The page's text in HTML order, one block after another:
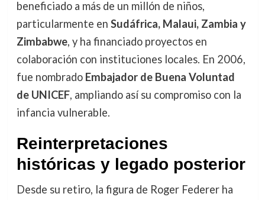
beneficiado a más de un millón de niños,
particularmente en Sudáfrica, Malaui, Zambia y
Zimbabwe, y ha financiado proyectos en
colaboración con instituciones locales. En 2006,
fue nombrado Embajador de Buena Voluntad
de UNICEF, ampliando así su compromiso con la
infancia vulnerable.
Reinterpretaciones
históricas y legado posterior
Desde su retiro, la figura de Roger Federer ha